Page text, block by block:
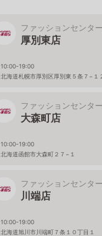
ファッションセンタ
厚別東店
10:00-19:00
北海道札幌市厚別区厚別東５条７−１
ファッションセンタ
大森町店
10:00-19:00
北海道函館市大森町２７−１
ファッションセンタ
川端店
10:00-19:00
北海道旭川市川端町７条１０丁目１